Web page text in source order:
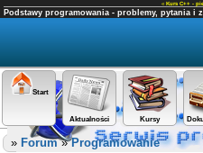
« Kurs C++ -
Podstawy programowania - problemy, pytania i
Start
Aktualności Kursy
» Forum»Programowanie